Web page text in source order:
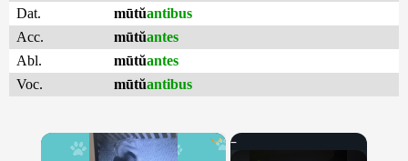
Dat.
mūtŭantibus
Acc.
mūtŭantes
Abl.
mūtŭantes
Voc.
mūtŭantibus
×